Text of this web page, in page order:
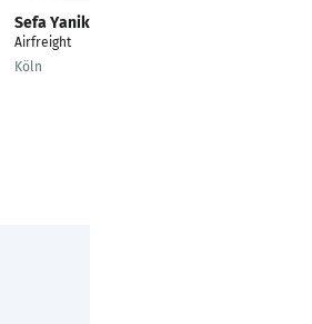
Sefa Yanik
Airfreight
Köln